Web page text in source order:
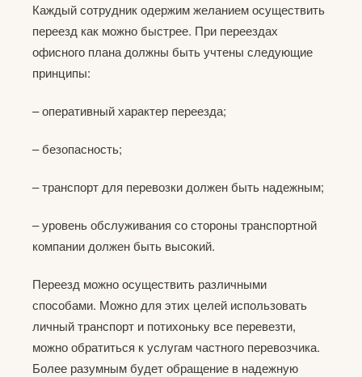
Каждый сотрудник одержим желанием осуществить
переезд как можно быстрее. При переездах
офисного плана должны быть учтены следующие
принципы:
– оперативный характер переезда;
– безопасность;
– транспорт для перевозки должен быть надежным;
– уровень обслуживания со стороны транспортной
компании должен быть высокий.
Переезд можно осуществить различными
способами. Можно для этих целей использовать
личный транспорт и потихоньку все перевезти,
можно обратиться к услугам частного перевозчика.
Более разумным будет обращение в надежную